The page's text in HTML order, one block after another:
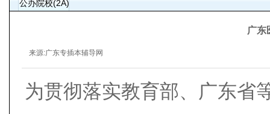
公办院校(2A)
广东
来源:广东专插本辅导网
为贯彻落实教育部、广东省